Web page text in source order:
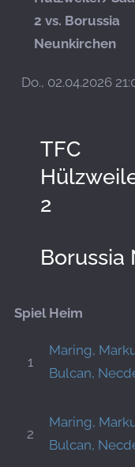
2 vs. Borussia
Neunkirchen
Do., 02.04.2026
TFC
2
Borussia
Spiel Heim
1
Maring,
Bulcan,
2
Maring,
Bulcan,